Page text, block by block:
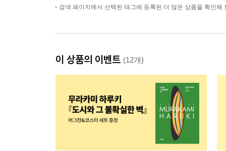
검색 페이지에서 선택된 태그에 등록된 더 많은 상품을 확인해
이 상품의 이벤트 (12개)